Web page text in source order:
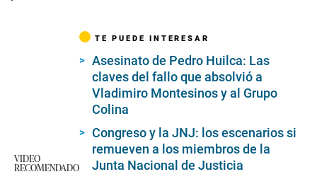
VIDEO
RECOMENDADO
TE PUEDE INTERESAR
Asesinato de Pedro Huilca: Las
claves del fallo que absolvió a
Vladimiro Montesinos y al Grupo
Colina
Congreso y la JNJ: los escenarios si
remueven a los miembros de la
Junta Nacional de Justicia